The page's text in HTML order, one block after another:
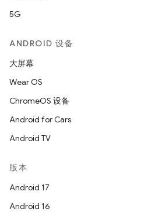
5G
ANDROID 设备
大屏幕
Wear OS
ChromeOS 设备
Android for Cars
Android TV
版本
Android 17
Android 16